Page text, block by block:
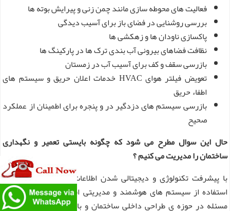
فعالیت های محوطه سازی مانند چمن زنی و پیرایش بوته ها
بررسی روشنایی در فضای باز برای آسیب دیدگی
پاکسازی ناودان ها و زهکشی ها
نظافت فضاهای بیرونی آب بندی ترک ها در پارکینگ ها
بازرسی سقف و کف برای آسیب آب در زمستان
تعویض فیلتر هوای HVAC خدمات اعلان حریق و سیستم های
اطفاء حریق
بازرسی سیستم های دزدگیر در و پنجره برای اطمینان از عملکرد
صحیح
حال این سوال مطرح می شود که چگونه بایستی تعمیر و نگهداری
ساختمان را مدیریت می کنیم ؟
با پیشرفت تکنولوژی و دیجیتالی شدن اطلاعات ، به طور فزاینده ای
استفاده از سیستم های هوشمند و مدیریتی افزایش می یابد که این
مسئله در حوزه ی طراحی داخلی ساختمان و بازسازی مورد توجه قرار